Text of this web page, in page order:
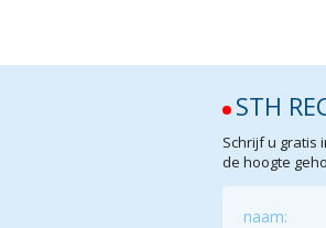
STH
Schrijf u gratis
de hoogte
naam: